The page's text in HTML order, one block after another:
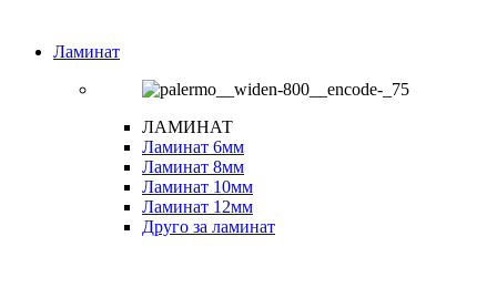
Ламинат
ЛАМИНАТ
Ламинат 6мм
Ламинат 8мм
Ламинат 10мм
Ламинат 12мм
Друго за ламинат